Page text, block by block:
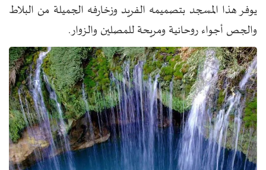
يوفر هذا المسجد بتصميمه الفريد وزخارفه الجميلة من البلاط
والجص أجواء روحانية ومريحة للمصلين والزوار.